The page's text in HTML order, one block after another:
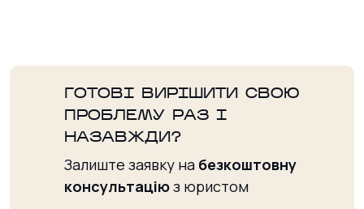
ГОТОВІ ВИРІШИТИ СВОЮ
ПРОБЛЕМУ РАЗ І
НАЗАВЖДИ?
Залиште заявку на безкоштовну
консультаціюз юристом